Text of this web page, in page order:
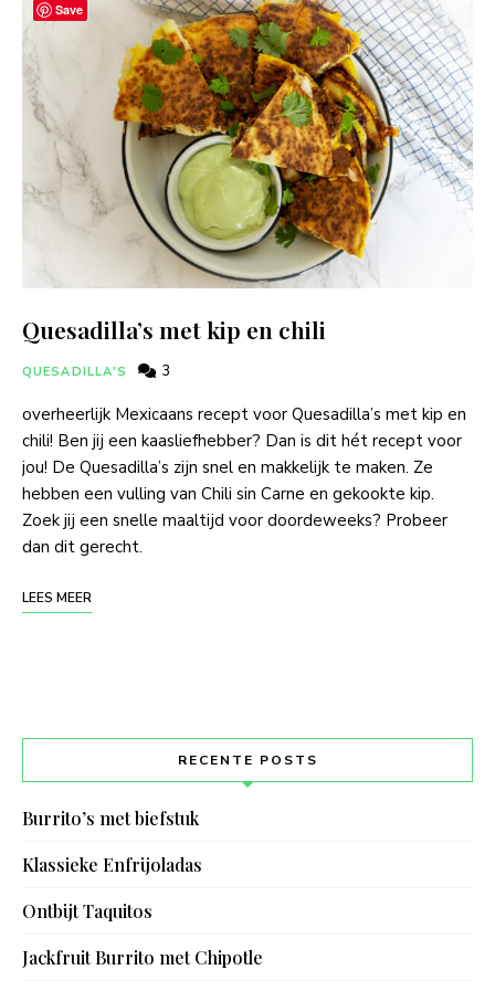
Quesadilla’s met kip en chili
QUESADILLA'S 3
overheerlijk Mexicaans recept voor Quesadilla’s met kip en
chili! Ben jij een kaasliefhebber? Dan is dit hét recept voor
jou! De Quesadilla’s zijn snel en makkelijk te maken. Ze
hebben een vulling van Chili sin Carne en gekookte kip.
Zoek jij een snelle maaltijd voor doordeweeks? Probeer
dan dit gerecht.
LEES MEER
RECENTE POSTS
Burrito’s met biefstuk
Klassieke Enfrijoladas
Ontbijt Taquitos
Jackfruit Burrito met Chipotle
Save